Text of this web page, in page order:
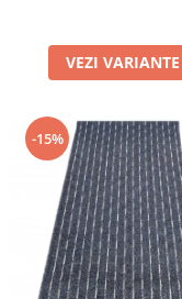
VEZI VARIANTE
-15%